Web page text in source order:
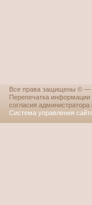
Все права защищены © —
Перепечатка информации
согласия
Система управления